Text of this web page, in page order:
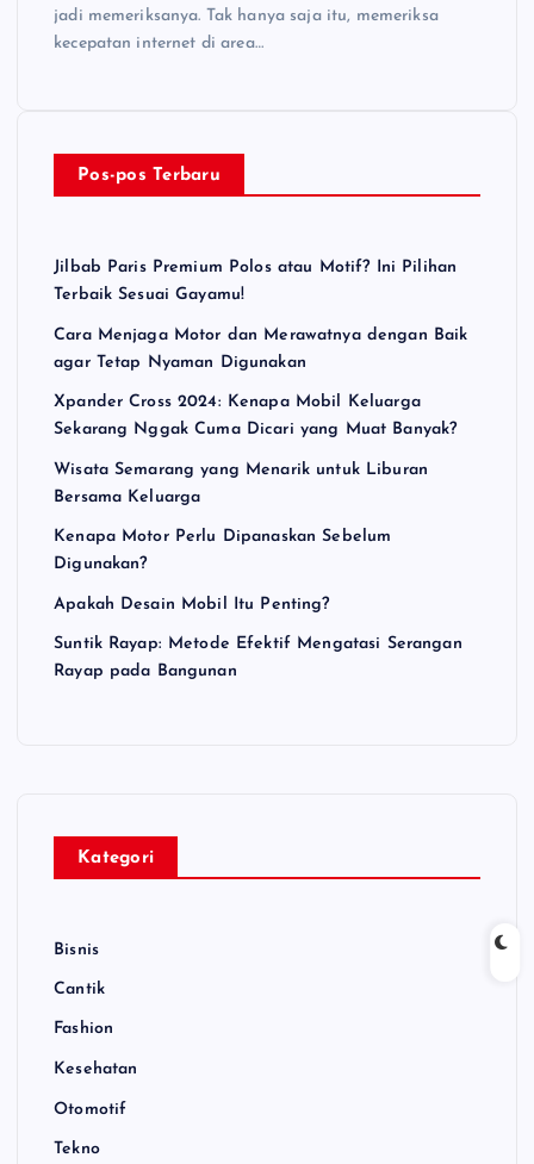
jadi memeriksanya. Tak hanya saja itu, memeriksa
kecepatan internet di area…
Pos-pos Terbaru
Jilbab Paris Premium Polos atau Motif? Ini Pilihan
Terbaik Sesuai Gayamu!
Cara Menjaga Motor dan Merawatnya dengan Baik
agar Tetap Nyaman Digunakan
Xpander Cross 2024: Kenapa Mobil Keluarga
Sekarang Nggak Cuma Dicari yang Muat Banyak?
Wisata Semarang yang Menarik untuk Liburan
Bersama Keluarga
Kenapa Motor Perlu Dipanaskan Sebelum
Digunakan?
Apakah Desain Mobil Itu Penting?
Suntik Rayap: Metode Efektif Mengatasi Serangan
Rayap pada Bangunan
Kategori
Bisnis
Cantik
Fashion
Kesehatan
Otomotif
Tekno